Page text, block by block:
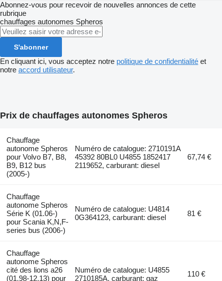
Abonnez-vous pour recevoir de nouvelles annonces de cette
rubrique
chauffages autonomes Spheros
S'abonner
En cliquant ici, vous acceptez notre politique de confidentialité et
notre accord utilisateur.
Prix de chauffages autonomes Spheros
Chauffage
autonome Spheros
pour Volvo B7, B8,
B9, B12 bus
(2005-)
Numéro de catalogue: 2710191A
45392 80BL0 U4855 1852417
2119652, carburant: diesel
67,74 €
Chauffage
autonome Spheros
Série K (01.06-)
pour Scania K,N,F-
series bus (2006-)
Numéro de catalogue: U4814
0G364123, carburant: diesel
81 €
Chauffage
autonome Spheros
cité des lions a26
(01.98-12.13) pour
Numéro de catalogue: U4855
2710185A, carburant: gaz
110 €